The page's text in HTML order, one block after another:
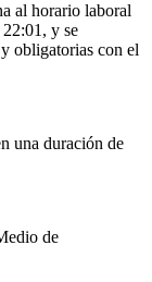
al horario laboral
22:01, y se
obligatorias con el
una duración de
de